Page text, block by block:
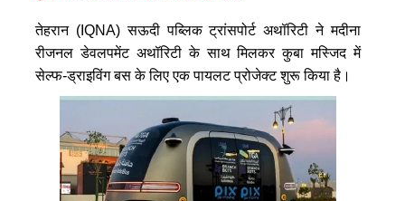
तेहरान (IQNA) सऊदी पब्लिक ट्रांसपोर्ट अथॉरिटी ने मदीना
रीजनल डेवलपमेंट अथॉरिटी के साथ मिलकर कुबा मस्जिद में
सेल्फ-ड्राइविंग बस के लिए एक पायलट प्रोजेक्ट शुरू किया है।